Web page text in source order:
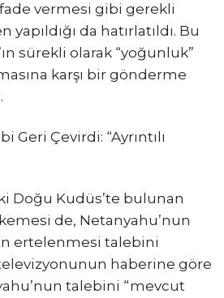
vermesi gibi gerekli
yapıldığı da hatırlatıldı. Bu
sürekli olarak “yoğunluk”
karşı bir gönderme
Geri Çevirdi: “Ayrıntılı
Doğu Kudüs’te bulunan
de, Netanyahu’nun
ertelenmesi talebini
haberine göre
talebini “mevcut